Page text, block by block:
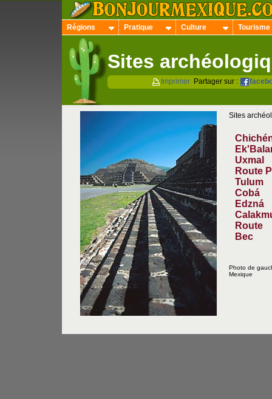
Régions Pratique Culture Tourisme
Sites
Imprimer Partager sur :
Sites
Uxmal
Route
Tulum
Cobá
Edzná
Bec
Photo de
Mexique